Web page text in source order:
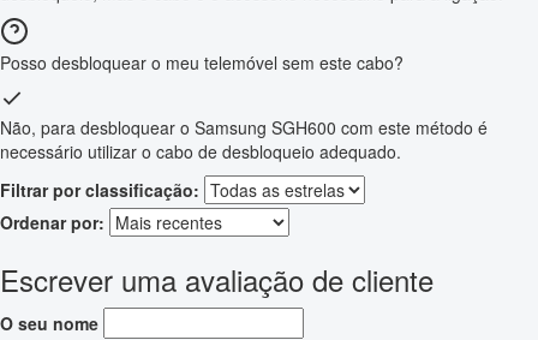
Posso desbloquear o meu telemóvel sem este cabo?
Não, para desbloquear o Samsung SGH600 com este método é
necessário utilizar o cabo de desbloqueio adequado.
Filtrar por classificação:
Ordenar por:
Escrever uma avaliação de cliente
O seu nome